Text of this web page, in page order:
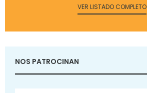
VER LISTADO COMPLETO
NOS PATROCINAN